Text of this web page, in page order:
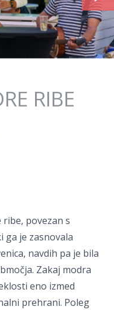
RIBE
povezan s
ga je zasnovala
navdih pa je bila
Zakaj modra
eno izmed
prehrani. Poleg